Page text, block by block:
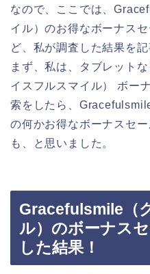
なので、ここでは、
イル）のお得なボーナス
ど、私が調査した結果を
まず、私は、タブレット
イスフルスマイル） ボー
索をしたら、
の何かお得なボーナスセ
も、と思いました。
Gracefulsmile（
ル）のボーナス
した結果！